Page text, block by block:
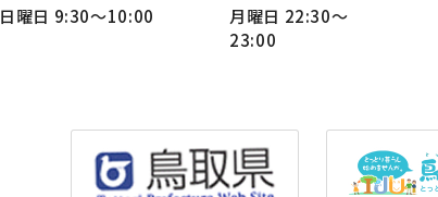
日曜日 9:30～10:00
月曜日 22:30～
23:00